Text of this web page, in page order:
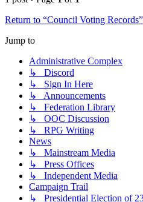
Return to “Council Voting Records”
Jump to
Administrative Complex
↳ Discord
↳ Sign In Here
↳ Announcements
↳ Federation Library
↳ OOC Discussion
↳ RPG Writing
News
↳ Mainstream Media
↳ Press Offices
↳ Independent Media
Campaign Trail
↳ Presidential Election of